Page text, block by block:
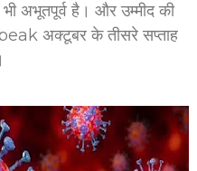
भी अभूतपूर्व है। और उम्मीद की
अक्टूबर के तीसरे सप्ताह